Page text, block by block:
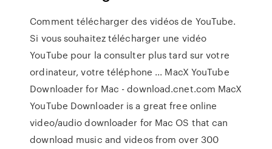
Comment télécharger des vidéos de YouTube.
Si vous souhaitez télécharger une vidéo
YouTube pour la consulter plus tard sur votre
ordinateur, votre téléphone ... MacX YouTube
Downloader for Mac - download.cnet.com MacX
YouTube Downloader is a great free online
video/audio downloader for Mac OS that can
download music and videos from over 300